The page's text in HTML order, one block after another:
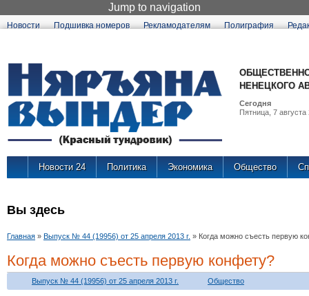
Jump to navigation
Новости Подшивка номеров Рекламодателям Полиграфия
НЕНЕЦКОГО
Сегодня
Пятница, 7 августа
Новости 24 Политика Экономика Общество
Вы здесь
Главная » Выпуск № 44 (19956) от 25 апреля 2013 г. » Когда можно съесть первую
Когда можно съесть первую конфету?
Выпуск № 44 (19956) от 25 апреля 2013 г. Общество